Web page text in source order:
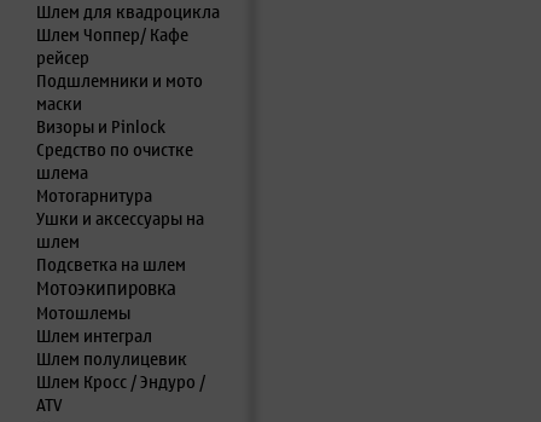
Шлем для квадроцикла
Шлем Чоппер/ Кафе
рейсер
Подшлемники и мото
маски
Визоры и Pinlock
Средство по очистке
шлема
Мотогарнитура
Ушки и аксессуары на
шлем
Подсветка на шлем
Мотоэкипировка
Мотошлемы
Шлем интеграл
Шлем полулицевик
Шлем Кросс / Эндуро /
ATV